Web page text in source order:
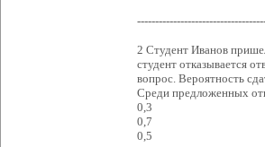
2 Студент Иванов
студент отказывается
вопрос. Вероятность
Среди предложенных
0,3
0,7
0,5